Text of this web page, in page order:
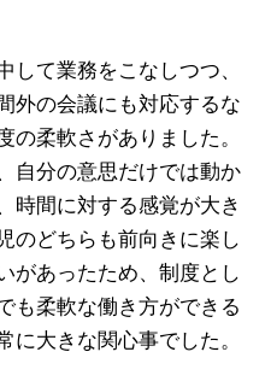
して業務をこなしつつ、
外の会議にも対応するな
の柔軟さがありました。
自分の意思だけでは動か
時間に対する感覚が大き
のどちらも前向きに楽し
があったため、制度とし
も柔軟な働き方ができる
に大きな関心事でした。